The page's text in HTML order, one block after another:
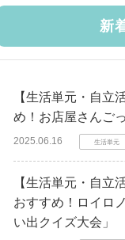
新
【生活単元・自立
め！お店屋さんご
2025.06.16 生活単元
【生活単元・自立
おすすめ！ロイロ
い出クイズ大会」